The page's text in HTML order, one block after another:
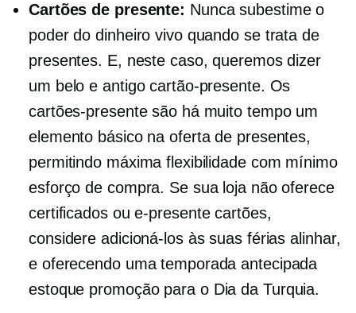
Cartões de presente: Nunca subestime o
poder do dinheiro vivo quando se trata de
presentes. E, neste caso, queremos dizer
um belo e antigo cartão-presente. Os
cartões-presente são há muito tempo um
elemento básico na oferta de presentes,
permitindo máxima flexibilidade com mínimo
esforço de compra. Se sua loja não oferece
certificados oue-presentecartões,
considere adicioná-los às suas fériasalinhar,
e oferecendo uma temporada antecipada
estoque promoção para o Dia da Turquia.